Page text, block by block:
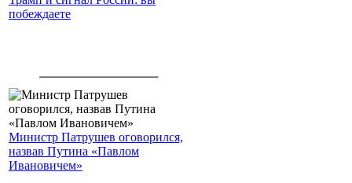
побеждаете
Министр Патрушев оговорился,
назвав Путина «Павлом
Ивановичем»